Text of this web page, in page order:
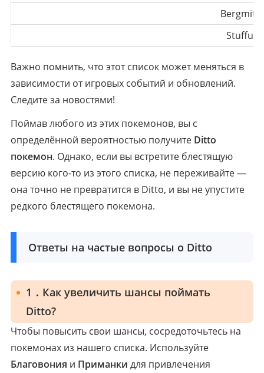
Bergmite
Stufful
Важно помнить, что этот список может меняться в
зависимости от игровых событий и обновлений.
Следите за новостями!
Поймав любого из этих покемонов, вы с
определённой вероятностью получите Ditto
покемон. Однако, если вы встретите блестящую
версию кого-то из этого списка, не переживайте —
она точно не превратится в Ditto, и вы не упустите
редкого блестящего покемона.
Ответы на частые вопросы о Ditto
1．Как увеличить шансы поймать
Ditto?
Чтобы повысить свои шансы, сосредоточьтесь на
покемонах из нашего списка. Используйте
Благовония и Приманки для привлечения